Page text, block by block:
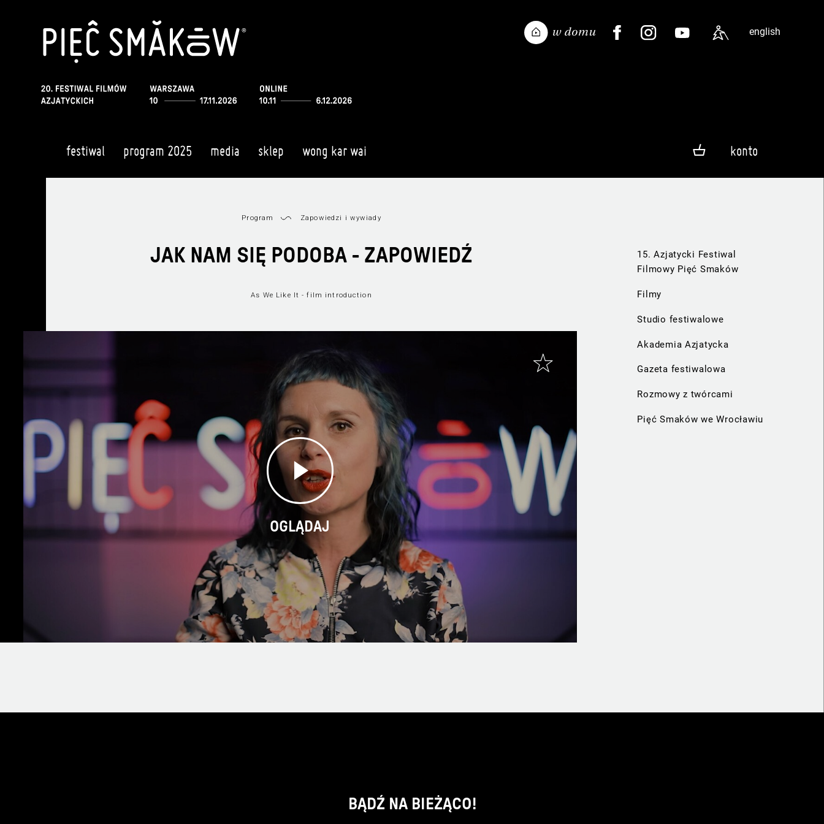
english
festiwal program 2025 media sklep wong kar wai konto
15. Azjatycki Festiwal
Filmowy Pięć Smaków
Filmy
Studio festiwalowe
Akademia Azjatycka
Gazeta festiwalowa
Rozmowy z twórcami
Pięć Smaków we Wrocławiu
Program Zapowiedzi i wywiady
JAK NAM SIĘ PODOBA - ZAPOWIEDŹ
As We Like It - film introduction
OGLĄDAJ
BĄDŹ NA BIEŻĄCO!